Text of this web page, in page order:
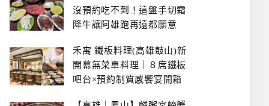
沒預約吃不到！這盤手切霜
降牛讓阿雄跑再遠都願意
禾寓 鐵板料理(高雄鼓山)新
開幕無菜單料理｜８席鐵板
吧台×預約制質感饗宴開箱